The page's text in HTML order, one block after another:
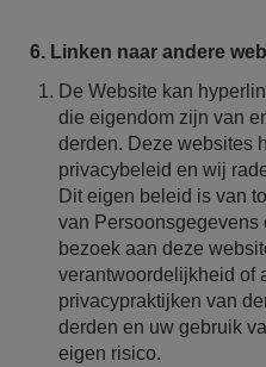
6. Linken naar andere
De Website kan
die eigendom zijn van
derden. Deze websites
privacybeleid en wij
Dit eigen beleid is van
van Persoonsgegevens
bezoek aan deze
verantwoordelijkheid of
privacypraktijken van
derden en uw gebruik
eigen risico.